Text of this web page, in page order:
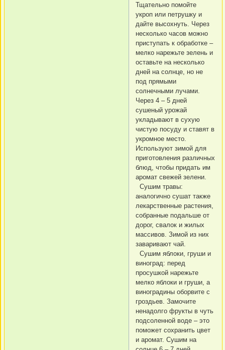
Тщательно помойте
укроп или петрушку и
дайте высохнуть. Через
несколько часов можно
приступать к обработке –
мелко нарежьте зелень и
оставьте на несколько
дней на солнце, но не
под прямыми
солнечными лучами.
Через 4 – 5 дней
сушеный урожай
укладывают в сухую
чистую посуду и ставят в
укромное место.
Используют зимой для
приготовления различных
блюд, чтобы придать им
аромат свежей зелени.
Сушим травы:
аналогично сушат также
лекарственные растения,
собранные подальше от
дорог, свалок и жилых
массивов. Зимой из них
заваривают чай.
Сушим яблоки, груши и
виноград: перед
просушкой нарежьте
мелко яблоки и груши, а
виноградины оборвите с
гроздьев. Замочите
ненадолго фрукты в чуть
подсоленной воде – это
поможет сохранить цвет
и аромат. Сушим на